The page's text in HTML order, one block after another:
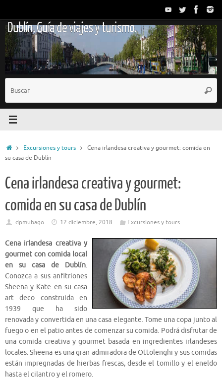
contenido
Dublín. Guía de viajes y turismo.
InicioExcursiones y tours
Cena irlandesa creativa y gourmet: comida en
su casa de Dublín
Cena irlandesa creativa y gourmet:
comida en su casa de Dublín
dpmubago 12 diciembre, 2018 Excursiones y tours
Cena irlandesa creativa y
gourmet con comida local
en su casa de Dublín.
Conozca a sus anfitriones
Sheena y Kate en su casa
art deco construida en
1939 que ha sido
renovada y convertida en una casa elegante. Tome una copa junto al
fuego o en el patio antes de comenzar su comida. Podrá disfrutar de
una comida creativa y gourmet basada en ingredientes irlandeses
locales. Sheena es una gran admiradora de Ottolenghi y sus comidas
están impregnadas de hierbas frescas, desde el tomillo y el eneldo
hasta el cilantro y el romero.